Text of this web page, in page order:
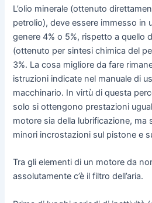
L’olio minerale (ottenuto
petrolio), deve essere immesso in
genere 4% o 5%, rispetto a quello
(ottenuto per sintesi chimica del
3%. La cosa migliore da fare
istruzioni indicate nel manuale di
macchinario. In virtù di questa
solo si ottengono prestazioni
motore sia della lubrificazione, ma
minori incrostazioni sul pistone e
Tra gli elementi di un motore da
assolutamente c’è il filtro dell’aria.